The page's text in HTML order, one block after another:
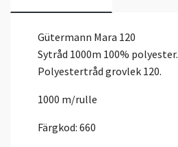
Gütermann Mara 120
Sytråd 1000m 100% polyester.
Polyestertråd grovlek 120.
1000 m/rulle
Färgkod: 660